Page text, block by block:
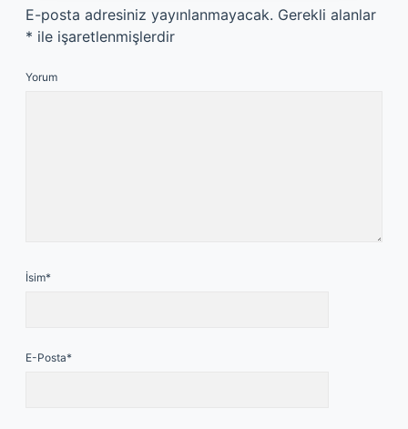
E-posta adresiniz yayınlanmayacak. Gerekli alanlar
* ile işaretlenmişlerdir
Yorum
İsim*
E-Posta*